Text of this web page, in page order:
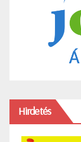
Hirdetés